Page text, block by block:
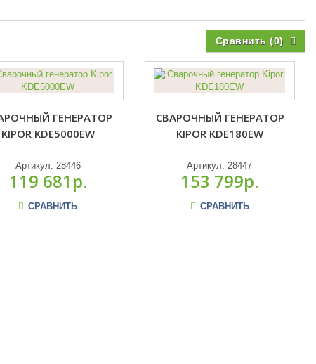
Сравнить (0)
ГЕНЕРАТОР
KIPOR KDE5000EW
Артикул: 28446
119 681р.
СРАВНИТЬ
СВАРОЧНЫЙ ГЕНЕРАТОР
KIPOR KDE180EW
Артикул:28447
153 799р.
СРАВНИТЬ